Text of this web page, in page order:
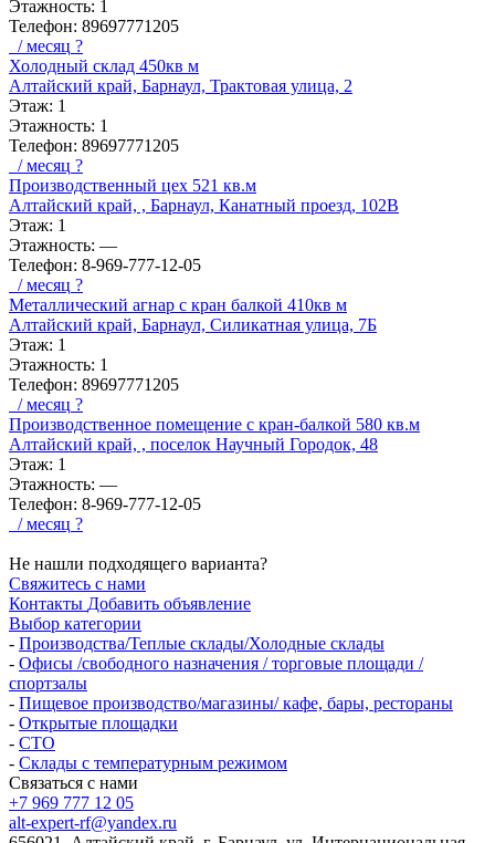
Этажность: 1
Телефон: 89697771205
/ месяц ?
Холодный склад 450кв м
Алтайский край, Барнаул, Трактовая улица, 2
Этаж: 1
Этажность: 1
Телефон: 89697771205
/ месяц ?
Производственный цех 521 кв.м
Алтайский край, , Барнаул, Канатный проезд, 102В
Этаж: 1
Этажность: —
Телефон: 8-969-777-12-05
/ месяц ?
Металлический агнар с кран балкой 410кв м
Алтайский край, Барнаул, Силикатная улица, 7Б
Этаж: 1
Этажность: 1
Телефон: 89697771205
/ месяц ?
Производственное помещение с кран-балкой 580 кв.м
Алтайский край, , поселок Научный Городок, 48
Этаж: 1
Этажность: —
Телефон: 8-969-777-12-05
/ месяц ?
Не нашли подходящего варианта?
Свяжитесь с нами
Контакты Добавить объявление
Выбор категории
- Производства/Теплые склады/Холодные склады
- Офисы /свободного назначения / торговые площади /
спортзалы
- Пищевое производство/магазины/ кафе, бары, рестораны
- Открытые площадки
- СТО
- Склады с температурным режимом
Связаться с нами
+7 969 777 12 05
alt-expert-rf@yandex.ru